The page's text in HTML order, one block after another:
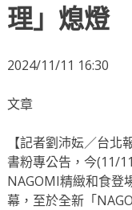
理」熄燈
2024/11/11 16:30
文章
【記者劉沛妘／台
書粉專公告，今(11/
NAGOMI精緻和食登
幕，至於全新「